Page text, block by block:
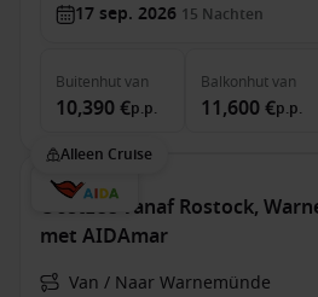
17 sep. 2026 15 Nachten
Buitenhutvan
10,390 €p.p.
Balkonhutvan
11,600 €p.p.
Alleen Cruise
Oostzee vanaf Rostock,
met AIDAmar
Van / Naar Warnemünde